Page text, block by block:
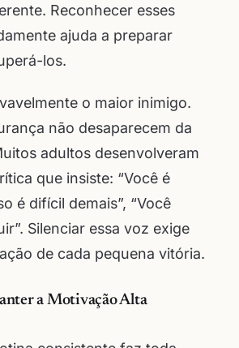
Reconhecer esses
ajuda a preparar
los.
o maior inimigo.
não desaparecem da
adultos desenvolveram
que insiste: “Você é
é difícil demais”, “Você
Silenciar essa voz exige
de cada pequena vitória.
a Motivação Alta